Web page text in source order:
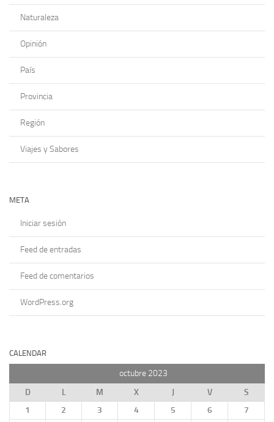
Naturaleza
Opinión
País
Provincia
Región
Viajes y Sabores
META
Iniciar sesión
Feed de entradas
Feed de comentarios
WordPress.org
CALENDAR
octubre 2023
D
L M X J V
S
1
2 3 4 5 6
7